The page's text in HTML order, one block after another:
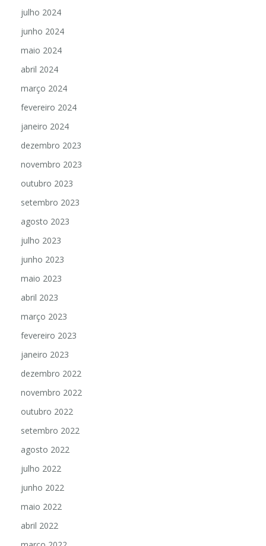
julho 2024
junho 2024
maio 2024
abril 2024
março 2024
fevereiro 2024
janeiro 2024
dezembro 2023
novembro 2023
outubro 2023
setembro 2023
agosto 2023
julho 2023
junho 2023
maio 2023
abril 2023
março 2023
fevereiro 2023
janeiro 2023
dezembro 2022
novembro 2022
outubro 2022
setembro 2022
agosto 2022
julho 2022
junho 2022
maio 2022
abril 2022